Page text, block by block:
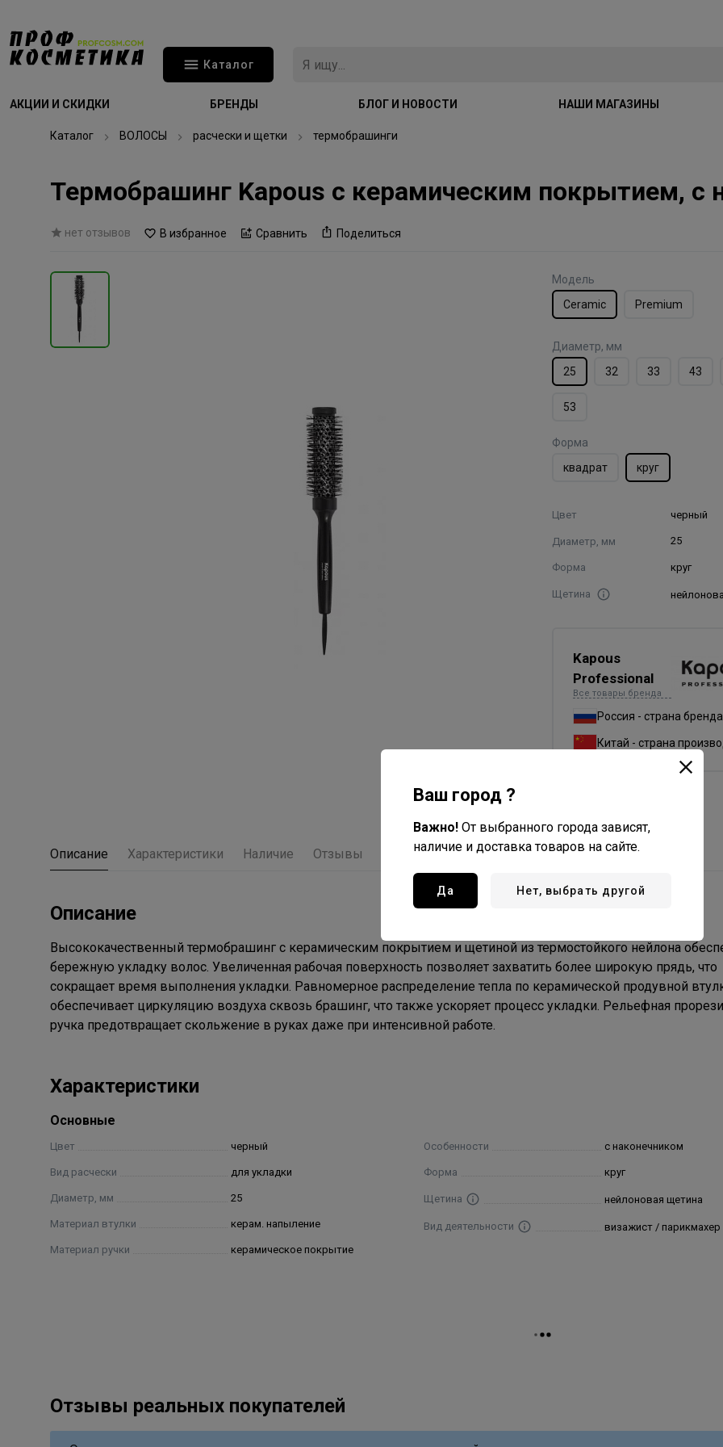
Каталог
АКЦИИ И СКИДКИ БРЕНДЫ БЛОГ И НОВОСТИ НАШИ МАГАЗИНЫ
Каталог ВОЛОСЫ расчески и щетки термобрашинги
Термобрашинг Kapous с керамическим покрытием, с
нет отзывов В избранное Сравнить Поделиться
Модель
Ceramic
Premium
Диаметр, мм
25
32 33 43
53
Форма
квадрат
круг
Цвет черный
Диаметр, мм 25
Форма круг
Щетина
Kapous
Professional
Все товары бренда
Россия - страна бренда
Китай - страна
Описание Характеристики Наличие Отзывы
Описание
Высококачественный термобрашинг с керамическим покрытием и щетиной из термостойкого нейлона
бережную укладку волос. Увеличенная рабочая поверхность позволяет захватить более широкую прядь, что
сокращает время выполнения укладки. Равномерное распределение тепла по керамической продувной
обеспечивает циркуляцию воздуха сквозь брашинг, что также ускоряет процесс укладки. Рельефная
ручка предотвращает скольжение в руках даже при интенсивной работе.
Характеристики
Основные
Цвет черный
Вид расчески для укладки
Диаметр, мм 25
Материал втулки керам. напыление
Материал ручки керамическое покрытие
Особенности с наконечником
Форма круг
Щетина нейлоновая щетина
Вид деятельности визажист / парикмахер
Отзывы реальных покупателей
Ваш город ?
Важно! От выбранного города зависят,
наличие и доставка товаров на сайте.
Да Нет, выбрать другой